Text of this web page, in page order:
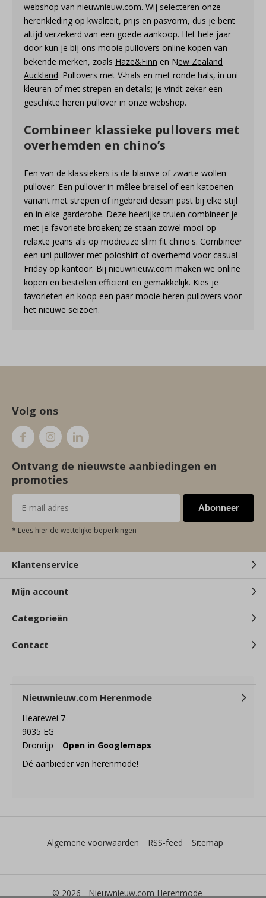
webshop van nieuwnieuw.com. Wij selecteren onze
herenkleding op kwaliteit, prijs en pasvorm, dus je bent
altijd verzekerd van een goede aankoop. Het hele jaar
door kun je bij ons mooie pullovers online kopen van
bekende merken, zoals Haze&Finn en New Zealand
Auckland. Pullovers met V-hals en met ronde hals, in uni
kleuren of met strepen en details; je vindt zeker een
geschikte heren pullover in onze webshop.
Combineer klassieke pullovers met
overhemden en chino’s
Een van de klassiekers is de blauwe of zwarte wollen
pullover. Een pullover in mêlee breisel of een katoenen
variant met strepen of ingebreid dessin past bij elke stijl
en in elke garderobe. Deze heerlijke truien combineer je
met je favoriete broeken; ze staan zowel mooi op
relaxte jeans als op modieuze slim fit chino's. Combineer
een uni pullover met poloshirt of overhemd voor casual
Friday op kantoor. Bij nieuwnieuw.com maken we online
kopen en bestellen efficiënt en gemakkelijk. Kies je
favorieten en koop een paar mooie heren pullovers voor
het nieuwe seizoen.
Volg ons
Ontvang de nieuwste aanbiedingen en
promoties
Abonneer
* Lees hier de wettelijke beperkingen
Klantenservice
Mijn account
Categorieën
Contact
Nieuwnieuw.com Herenmode
Hearewei 7
9035 EG
Dronrijp
Open in Googlemaps
Dé aanbieder van herenmode!
© 2026 - Nieuwnieuw.com Herenmode
Algemene voorwaarden RSS-feed Sitemap